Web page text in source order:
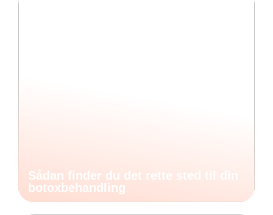
Sådan finder du det rette sted til din
botoxbehandling